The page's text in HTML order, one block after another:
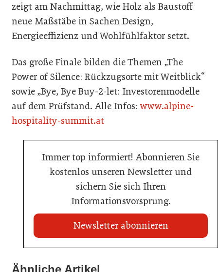
zeigt am Nachmittag, wie Holz als Baustoff
neue Maßstäbe in Sachen Design,
Energieeffizienz und Wohlfühlfaktor setzt.
Das große Finale bilden die Themen „The
Power of Silence: Rückzugsorte mit Weitblick“
sowie „Bye, Bye Buy-2-let: Investorenmodelle
auf dem Prüfstand. Alle Infos:www.alpine-
hospitality-summit.at
Immer top informiert! Abonnieren Sie
kostenlos unseren Newsletter und
sichern Sie sich Ihren
Informationsvorsprung.
Newsletter abonnieren
Ähnliche Artikel
Land Steiermark startet Qualitätsoffensive für die